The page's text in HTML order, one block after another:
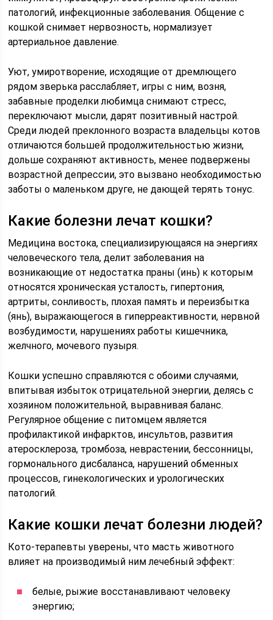
патологий, инфекционные заболевания. Общение с
кошкой снимает нервозность, нормализует
артериальное давление.
Уют, умиротворение, исходящие от дремлющего
рядом зверька расслабляет, игры с ним, возня,
забавные проделки любимца снимают стресс,
переключают мысли, дарят позитивный настрой.
Среди людей преклонного возраста владельцы котов
отличаются большей продолжительностью жизни,
дольше сохраняют активность, менее подвержены
возрастной депрессии, это вызвано необходимостью
заботы о маленьком друге, не дающей терять тонус.
Какие болезни лечат кошки?
Медицина востока, специализирующаяся на энергиях
человеческого тела, делит заболевания на
возникающие от недостатка праны (инь) к которым
относятся хроническая усталость, гипертония,
артриты, сонливость, плохая память и переизбытка
(янь), выражающегося в гиперреактивности, нервной
возбудимости, нарушениях работы кишечника,
желчного, мочевого пузыря.
Кошки успешно справляются с обоими случаями,
впитывая избыток отрицательной энергии, делясь с
хозяином положительной, выравнивая баланс.
Регулярное общение с питомцем является
профилактикой инфарктов, инсультов, развития
атеросклероза, тромбоза, неврастении, бессонницы,
гормонального дисбаланса, нарушений обменных
процессов, гинекологических и урологических
патологий.
Какие кошки лечат болезни людей?
Кото-терапевты уверены, что масть животного
влияет на производимый ним лечебный эффект:
белые, рыжие восстанавливают человеку
энергию;